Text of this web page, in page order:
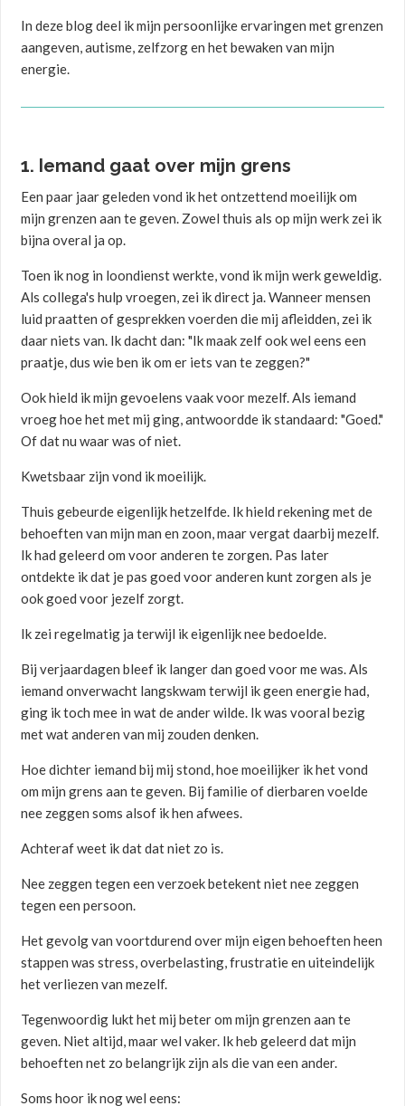
In deze blog deel ik mijn persoonlijke ervaringen met grenzen
aangeven, autisme, zelfzorg en het bewaken van mijn
energie.
1. Iemand gaat over mijn grens
Een paar jaar geleden vond ik het ontzettend moeilijk om
mijn grenzen aan te geven. Zowel thuis als op mijn werk zei ik
bijna overal ja op.
Toen ik nog in loondienst werkte, vond ik mijn werk geweldig.
Als collega's hulp vroegen, zei ik direct ja. Wanneer mensen
luid praatten of gesprekken voerden die mij afleidden, zei ik
daar niets van. Ik dacht dan: "Ik maak zelf ook wel eens een
praatje, dus wie ben ik om er iets van te zeggen?"
Ook hield ik mijn gevoelens vaak voor mezelf. Als iemand
vroeg hoe het met mij ging, antwoordde ik standaard: "Goed."
Of dat nu waar was of niet.
Kwetsbaar zijn vond ik moeilijk.
Thuis gebeurde eigenlijk hetzelfde. Ik hield rekening met de
behoeften van mijn man en zoon, maar vergat daarbij mezelf.
Ik had geleerd om voor anderen te zorgen. Pas later
ontdekte ik dat je pas goed voor anderen kunt zorgen als je
ook goed voor jezelf zorgt.
Ik zei regelmatig ja terwijl ik eigenlijk nee bedoelde.
Bij verjaardagen bleef ik langer dan goed voor me was. Als
iemand onverwacht langskwam terwijl ik geen energie had,
ging ik toch mee in wat de ander wilde. Ik was vooral bezig
met wat anderen van mij zouden denken.
Hoe dichter iemand bij mij stond, hoe moeilijker ik het vond
om mijn grens aan te geven. Bij familie of dierbaren voelde
nee zeggen soms alsof ik hen afwees.
Achteraf weet ik dat dat niet zo is.
Nee zeggen tegen een verzoek betekent niet nee zeggen
tegen een persoon.
Het gevolg van voortdurend over mijn eigen behoeften heen
stappen was stress, overbelasting, frustratie en uiteindelijk
het verliezen van mezelf.
Tegenwoordig lukt het mij beter om mijn grenzen aan te
geven. Niet altijd, maar wel vaker. Ik heb geleerd dat mijn
behoeften net zo belangrijk zijn als die van een ander.
Soms hoor ik nog wel eens: